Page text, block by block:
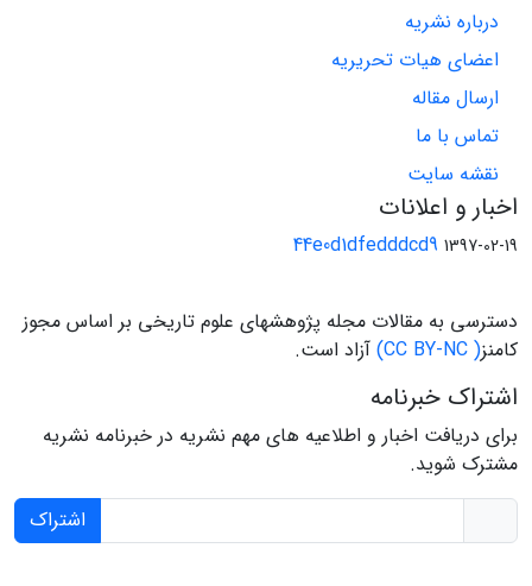
درباره نشریه
اعضای هیات تحریریه
ارسال مقاله
تماس با ما
نقشه سایت
اخبار و اعلانات
44e0d1dfedddcd9 1397-02-19
دسترسی به مقالات مجله پژوهشهای علوم تاریخی بر اساس مجوز
کامنز( CC BY-NC) آزاد است.
اشتراک خبرنامه
برای دریافت اخبار و اطلاعیه های مهم نشریه در خبرنامه نشریه
مشترک شوید.
اشتراک